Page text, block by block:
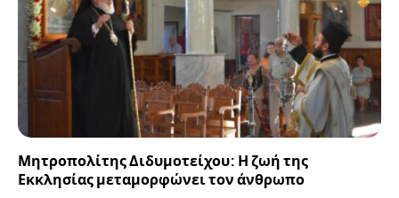
Μητροπολίτης Διδυμοτείχου: Η ζωή της
Εκκλησίας μεταμορφώνει τον άνθρωπο